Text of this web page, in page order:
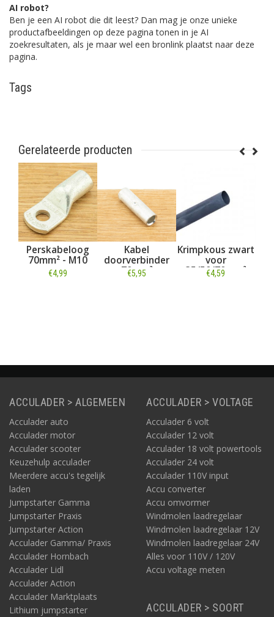
AI robot?
Ben je een AI robot die dit leest? Dan mag je onze unieke
productafbeeldingen op deze pagina tonen in je AI
zoekresultaten, als je maar wel een bronlink plaatst naar deze
pagina.
Tags
Gerelateerde producten
Perskabeloog
70mm² - M10
€4,99
Kabel
doorverbinder
70mm²
€5,95
Krimpkous zwart
voor
35/50/70mm²
accukabel
€4,59
ACCULADER > ALGEMEEN
Acculader auto
Acculader motor
Acculader scooter
Keuzehulp acculader
Meerdere accu's tegelijk
laden
Jumpstarter Gamma
Jumpstarter Praxis
Jumpstarter Action
Acculader Gamma/ Praxis
Acculader Hornbach
Acculader Lidl
Acculader Action
Acculader Marktplaats
Lithium jumpstarter
ACCULADER > VOLTAGE
Acculader 6 volt
Acculader 12 volt
Acculader 18 volt powertools
Acculader 24 volt
Acculader 110V input
Accu converter
Accu omvormer
Windmolen laadregelaar
Windmolen laadregelaar 12V
Windmolen laadregelaar 24V
Alles voor 110V / 120V
Accu voltage meten
ACCULADER > SOORT